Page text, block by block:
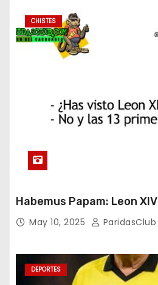
CHISTES
Habemus Papam: Leon XIV
May 10, 2025 ParidasClub
DEPORTES